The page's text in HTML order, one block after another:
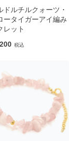
ドルチルクォーツ・
ータイガーアイ編み
レット